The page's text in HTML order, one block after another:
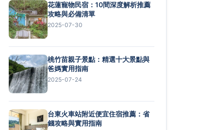
花蓮寵物民宿：10間深度解析推薦
攻略與必備清單
2025-07-30
桃竹苗親子景點：精選十大景點與
爸媽實用指南
2025-07-24
台東火車站附近便宜住宿推薦：省
錢攻略與實用指南